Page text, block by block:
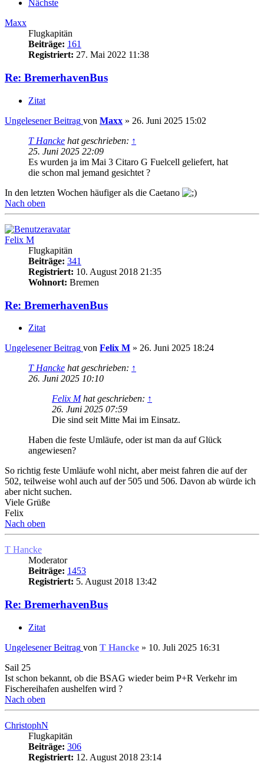
Nächste
Maxx
Flugkapitän
Beiträge: 161
Registriert: 27. Mai 2022 11:38
Re: BremerhavenBus
Zitat
Ungelesener Beitrag von Maxx » 26. Juni 2025 15:02
T Hancke hat geschrieben: ↑
25. Juni 2025 22:09
Es wurden ja im Mai 3 Citaro G Fuelcell geliefert, hat
die schon mal jemand gesichtet ?
In den letzten Wochen häufiger als die Caetano
Nach oben
Felix M
Flugkapitän
Beiträge: 341
Registriert: 10. August 2018 21:35
Wohnort: Bremen
Re: BremerhavenBus
Zitat
Ungelesener Beitrag von Felix M » 26. Juni 2025 18:24
T Hancke hat geschrieben: ↑
26. Juni 2025 10:10
Felix Mhat geschrieben: ↑
26. Juni 2025 07:59
Die sind seit Mitte Mai im Einsatz.
Haben die feste Umläufe, oder ist man da auf Glück
angewiesen?
So richtig feste Umläufe wohl nicht, aber meist fahren die auf der
502, teilweise wohl auch auf der 505 und 506. Davon ab würde ich
aber nicht suchen.
Viele Grüße
Felix
Nach oben
T Hancke
Moderator
Beiträge: 1453
Registriert: 5. August 2018 13:42
Re: BremerhavenBus
Zitat
Ungelesener Beitrag von T Hancke » 10. Juli 2025 16:31
Sail 25
Ist schon bekannt, ob die BSAG wieder beim P+R Verkehr im
Fischereihafen aushelfen wird ?
Nach oben
ChristophN
Flugkapitän
Beiträge: 306
Registriert: 12. August 2018 23:14